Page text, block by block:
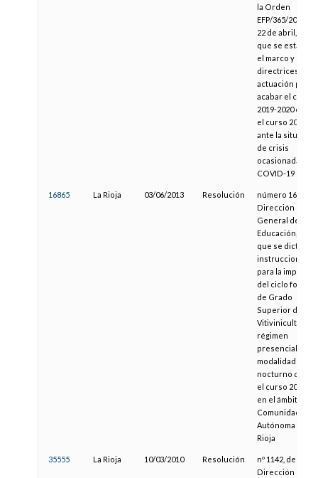
la Orden
EFP/365/2020, de
22 de abril, por
que se
el marco y las
directrices de
actuación para
acabar el curso
2019-2020 e
el curso 2020-
ante la situación
de crisis
ocasionada por
COVID-19
16865 La Rioja 03/06/2013 Resolución
número 1603,
Dirección
General de
Educación, por
que se dictan
instrucciones
para la
del ciclo
de Grado
Superior de
Vitivinicultura
régimen
presencial en la
modalidad de
nocturno
el curso 2013/
en el ámbito de
Comunidad
Autónoma de La
Rioja
35555 La Rioja 10/03/2010 Resolución
nº 1142, de la
Dirección